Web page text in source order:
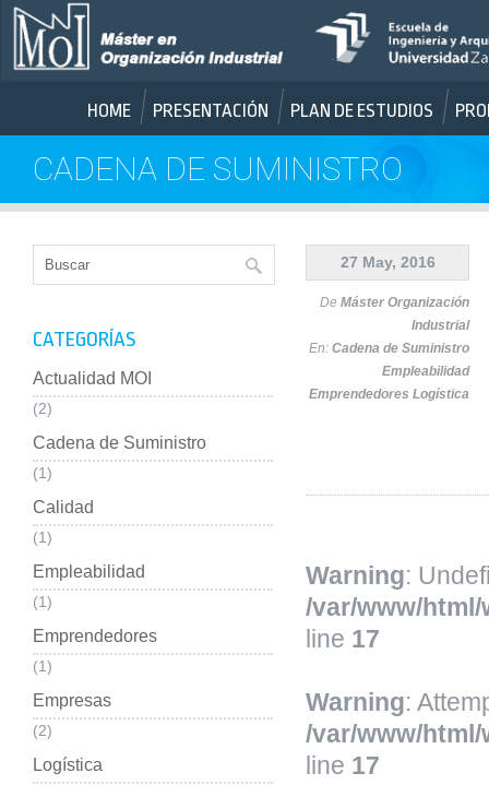
HOME PRESENTACIÓN PLAN DE ESTUDIOS
CADENA DE SUMINISTRO
27 May, 2016
De Máster Organización
Industrial
En: Cadena de Suministro
Empleabilidad
Emprendedores Logística
Warning:
/var/www/
line 17
Warning:
/var/www/
line 17
CATEGORÍAS
Actualidad MOI
(2)
Cadena de Suministro
(1)
Calidad
(1)
Empleabilidad
(1)
Emprendedores
(1)
Empresas
(2)
Logística